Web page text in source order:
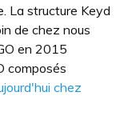
La structure Keyd
de chez nous
en 2015
composés
chez